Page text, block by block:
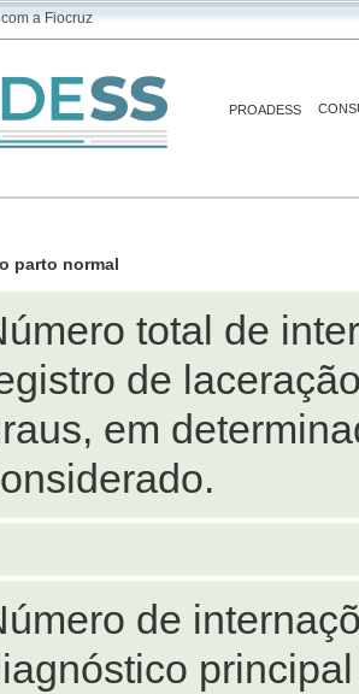
a Fiocruz
PROADESS
parto normal
total de
de
em
de